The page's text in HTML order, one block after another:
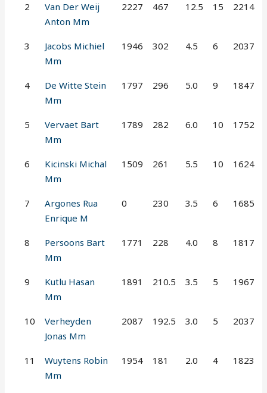
2
Van Der Weij
Anton Mm
2227 467 12.5 15 2214
3
Jacobs Michiel
Mm
1946 302 4.5 6 2037
4
De Witte Stein
Mm
1797 296 5.0 9 1847
5
Vervaet Bart
Mm
1789 282 6.0 10 1752
6
Kicinski Michal
Mm
1509 261 5.5 10 1624
7
Argones Rua
Enrique M
0 230 3.5 6 1685
8
Persoons Bart
Mm
1771 228 4.0 8 1817
9
Kutlu Hasan
Mm
1891 210.5 3.5 5 1967
10
Verheyden
Jonas Mm
2087 192.5 3.0 5 2037
11
Wuytens Robin
Mm
1954 181 2.0 4 1823